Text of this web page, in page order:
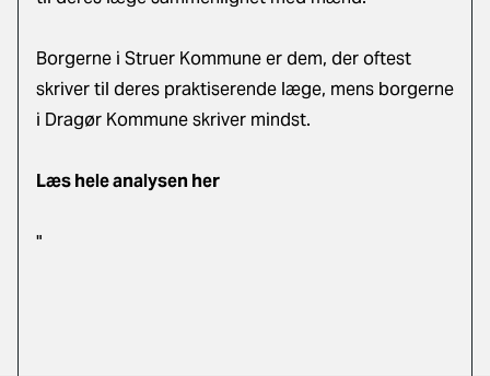
Borgerne i Struer Kommune er dem, der oftest
skriver til deres praktiserende læge, mens borgerne
i Dragør Kommune skriver mindst.
Læs hele analysen her
"